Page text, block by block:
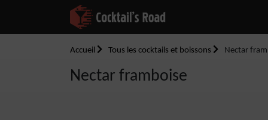
Accueil Tous les cocktails et boissons Nectar
Nectar framboise